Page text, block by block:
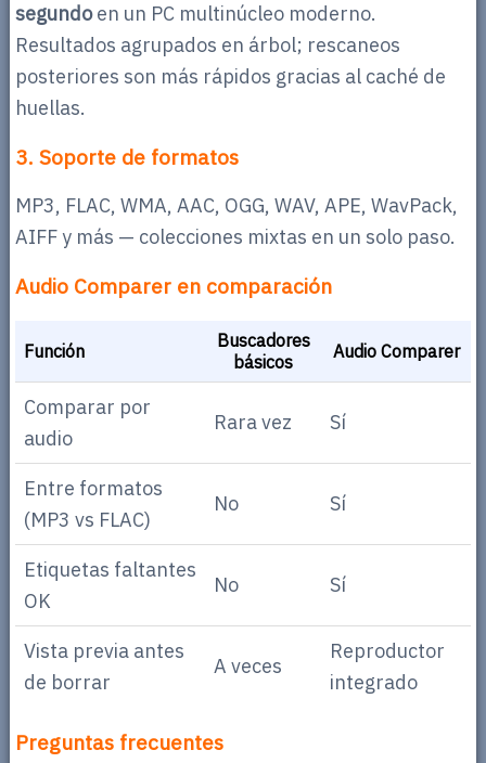
segundoen un PC multinúcleo moderno.
Resultados agrupados en árbol; rescaneos
posteriores son más rápidos gracias al caché de
huellas.
3. Soporte de formatos
MP3, FLAC, WMA, AAC, OGG, WAV, APE, WavPack,
AIFF y más — colecciones mixtas en un solo paso.
Audio Comparer en comparación
Función
Buscadores
básicos
Audio Comparer
Comparar por
audio
Rara vez Sí
Entre formatos
(MP3 vs FLAC)
No Sí
Etiquetas faltantes
OK
No Sí
Vista previa antes
de borrar
A veces
Reproductor
integrado
Preguntas frecuentes